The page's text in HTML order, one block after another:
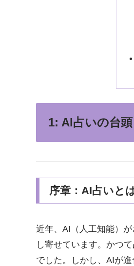
1: AI占いの台
序章：AI占いと
近年、AI（人工知能）
し寄せています。かつ
でした。しかし、AIが